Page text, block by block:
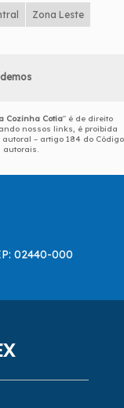
Zona Leste
Cozinha Cotia" é de direito
nossos links, é proibida
– artigo 184 do Código
autorais
02440-000